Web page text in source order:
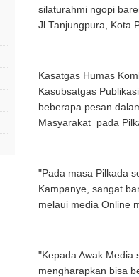
silaturahmi ngopi
Jl.Tanjungpura, Kota
Kasatgas Humas
Kasubsatgas
beberapa pesan
Masyarakat pada
"Pada masa Pilkada
Kampanye, sangat
melaui media Online
"Kepada Awak Media
mengharapkan bisa